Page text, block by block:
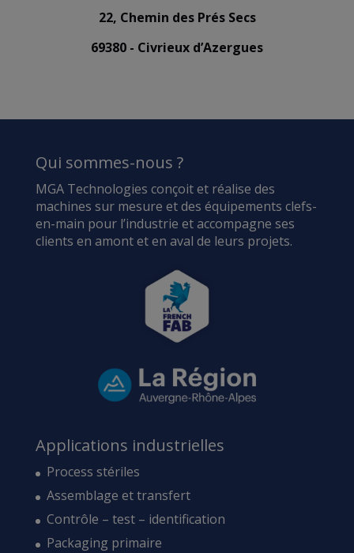
22, Chemin des Prés Secs
69380 - Civrieux d’Azergues
Qui sommes-nous ?
MGA Technologies conçoit et réalise des
machines sur mesure et des équipements clefs-
en-main pour l’industrie et accompagne ses
clients en amont et en aval de leurs projets.
Applications industrielles
Process stériles
Assemblage et transfert
Contrôle – test – identification
Packaging primaire